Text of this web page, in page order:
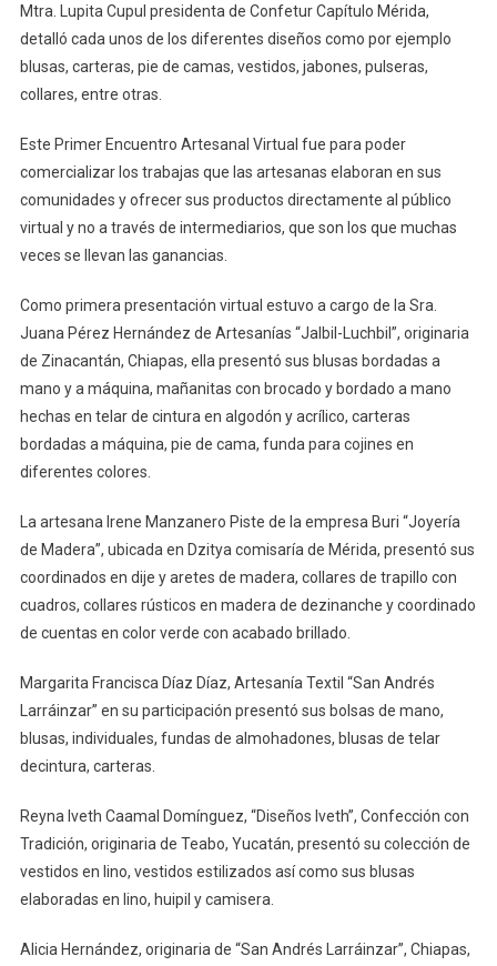
Mtra. Lupita Cupul presidenta de Confetur Capítulo Mérida,
detalló cada unos de los diferentes diseños como por ejemplo
blusas, carteras, pie de camas, vestidos, jabones, pulseras,
collares, entre otras.
Este Primer Encuentro Artesanal Virtual fue para poder
comercializar los trabajas que las artesanas elaboran en sus
comunidades y ofrecer sus productos directamente al público
virtual y no a través de intermediarios, que son los que muchas
veces se llevan las ganancias.
Como primera presentación virtual estuvo a cargo de la Sra.
Juana Pérez Hernández de Artesanías “Jalbil-Luchbil”, originaria
de Zinacantán, Chiapas, ella presentó sus blusas bordadas a
mano y a máquina, mañanitas con brocado y bordado a mano
hechas en telar de cintura en algodón y acrílico, carteras
bordadas a máquina, pie de cama, funda para cojines en
diferentes colores.
La artesana Irene Manzanero Piste de la empresa Buri “Joyería
de Madera”, ubicada en Dzitya comisaría de Mérida, presentó sus
coordinados en dije y aretes de madera, collares de trapillo con
cuadros, collares rústicos en madera de dezinanche y coordinado
de cuentas en color verde con acabado brillado.
Margarita Francisca Díaz Díaz, Artesanía Textil “San Andrés
Larráinzar” en su participación presentó sus bolsas de mano,
blusas, individuales, fundas de almohadones, blusas de telar
decintura, carteras.
Reyna Iveth Caamal Domínguez, “Diseños Iveth”, Confección con
Tradición, originaria de Teabo, Yucatán, presentó su colección de
vestidos en lino, vestidos estilizados así como sus blusas
elaboradas en lino, huipil y camisera.
Alicia Hernández, originaria de “San Andrés Larráinzar”, Chiapas,